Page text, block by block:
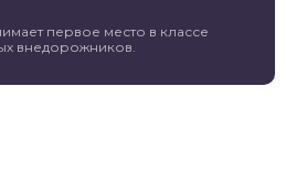
первое место в классе
внедорожников.